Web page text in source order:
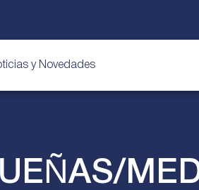
y Novedades